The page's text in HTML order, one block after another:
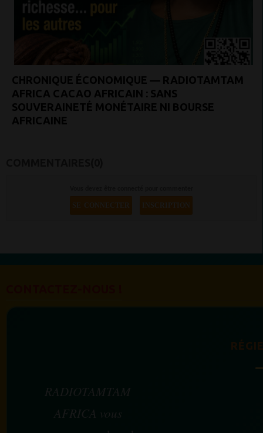
CHRONIQUE ÉCONOMIQUE — RADIOTAMTAM
AFRICA CACAO AFRICAIN : SANS
SOUVERAINETÉ MONÉTAIRE NI BOURSE
AFRICAINE
SE CONNECTER INSCRIPTION
RADIOTAMTAM
AFRICA vous